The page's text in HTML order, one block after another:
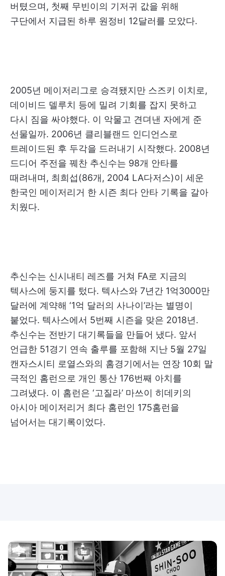
버텼으며, 첫째 무빈이의 기저귀 값을 위해
구단에서 지급된 하루 원정비 12달러를 모았다.
2005년 메이저리그로 승격됐지만 스즈키 이치로,
데이비드 델루치 등에 밀려 기회를 잡지 못하고
다시 짐을 싸야했다. 이 악물고 견뎌낸 자에게 준
선물일까. 2006년 클리블랜드 인디언스로
트레이드된 후 두각을 드러내기 시작했다. 2008년
드디어 주전을 꿰찬 추신수는 98개 안타를
때려내며, 최희섭(86개, 2004 LA다저스)이 세운
한국인 메이저리거 한 시즌 최다 안타 기록을 갈아
치웠다.
추신수는 신시내티 레즈를 거쳐 FA로 지금의
텍사스에 둥지를 텄다. 텍사스와 7년간 1억3000만
달러에 계약해 ‘1억 달러의 사나이’라는 별명이
붙었다. 텍사스에서 5번째 시즌을 맞은 2018년.
추신수는 전반기 대기록들을 만들어 냈다. 앞서
언급한 51경기 연속 출루를 포함해 지난 5월 27일
캔자스시티 로열스와의 홈경기에서는 연장 10회 말
극적인 홈런으로 개인 통산 176번째 아치를
그려냈다. 이 홈런은 ‘고질라’ 마쓰이 히데키의
아시아 메이저리거 최다 홈런인 175홈런을
넘어서는 대기록이었다.